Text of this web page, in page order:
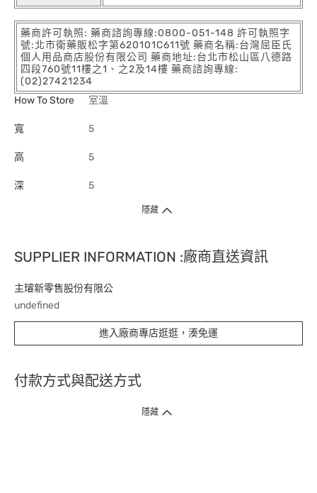
藥商許可執照: 藥商諮詢專線:0800-051-148 許可執照字
號:北市衛藥販松字第620101C611號 藥商名稱:台灣屈臣氏
個人用品商店股份有限公司 藥商地址:台北市松山區八德路
四段760號11樓之1、之2及14樓 藥商諮詢專線:
(02)27421234
How To Store
室溫
寬 5
高 5
深 5
隱藏
SUPPLIER INFORMATION :廠商直送資訊
主璿新零售股份有限公
undefined
進入廠商專店逛逛，湊免運
付款方式與配送方式
隱藏